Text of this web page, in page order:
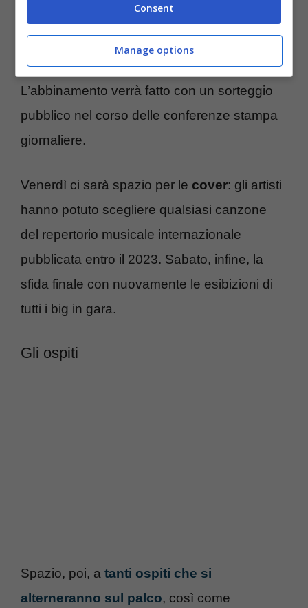
saranno comunque presenti sul palco. La
vera novità, infatti, sta nel fatto che chi non si
esibiscepresenta un proprio collega.
L’abbinamento verrà fatto con un sorteggio
pubblico nel corso delle conferenze stampa
giornaliere.
Venerdì ci sarà spazio per le cover: gli artisti
hanno potuto scegliere qualsiasi canzone
del repertorio musicale internazionale
pubblicata entro il 2023. Sabato, infine, la
sfida finale con nuovamente le esibizioni di
tutti i big in gara.
Gli ospiti
Spazio, poi, a tanti ospiti che si
alterneranno sul palco, così come
Consent
Manage options